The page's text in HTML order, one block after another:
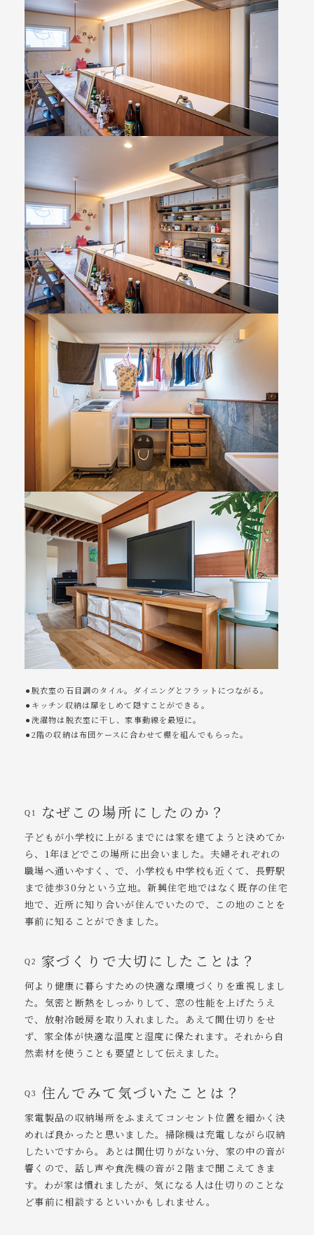
⚫︎脱衣室の石目調のタイル。ダイニングとフラットにつながる。
⚫︎キッチン収納は扉をしめて隠すことができる。
⚫︎洗濯物は脱衣室に干し、家事動線を最短に。
⚫︎2階の収納は布団ケースに合わせて棚を組んでもらった。
Q1 なぜこの場所にしたのか？
子どもが小学校に上がるまでには家を建てようと決めてか
ら、1年ほどでこの場所に出会いました。夫婦それぞれの
職場へ通いやすく、で、小学校も中学校も近くて、長野駅
まで徒歩30分という立地。新興住宅地ではなく既存の住宅
地で、近所に知り合いが住んでいたので、この地のことを
事前に知ることができました。
Q2 家づくりで大切にしたことは？
何より健康に暮らすための快適な環境づくりを重視しまし
た。気密と断熱をしっかりして、窓の性能を上げたうえ
で、放射冷暖房を取り入れました。あえて間仕切りをせ
ず、家全体が快適な温度と湿度に保たれます。それから自
然素材を使うことも要望として伝えました。
Q3 住んでみて気づいたことは？
家電製品の収納場所をふまえてコンセント位置を細かく決
めれば良かったと思いました。掃除機は充電しながら収納
したいですから。あとは間仕切りがない分、家の中の音が
響くので、話し声や食洗機の音が２階まで聞こえてきま
す。わが家は慣れましたが、気になる人は仕切りのことな
ど事前に相談するといいかもしれません。